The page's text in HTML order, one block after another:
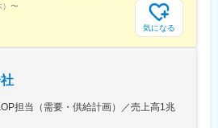
〜
気になる
担当（需要・供給計画）／売上高1兆